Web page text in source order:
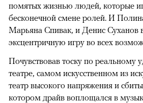
помятых жизнью людей, которые
бесконечной смене ролей. И
Марьяна Спивак, и Денис Суханов
эксцентричную игру во всех
Почувствовав тоску по реальному
театре, самом искусственном из
театр высокого напряжения и
котором драйв воплощался в